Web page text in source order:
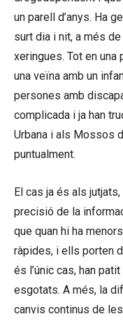
un parell d’anys. Ha
surt dia i nit, a més
xeringues. Tot en una
una veïna amb un
persones amb
complicada i ja han
Urbana i als Mossos
puntualment.
El cas ja és als
precisió de la
que quan hi ha
ràpides, i ells porten
és l’únic cas, han
esgotats. A més, la
canvis continus de